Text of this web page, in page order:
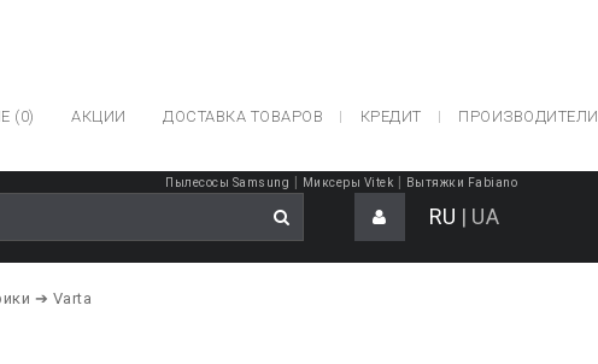
(0) АКЦИИ ДОСТАВКА ТОВАРОВ КРЕДИТ ПРОИЗВОДИТЕЛИ
Пылесосы Samsung Миксеры Vitek Вытяжки Fabiano
RU | UA
➔ Varta